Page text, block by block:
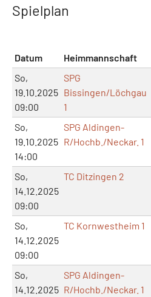
Spielplan
Datum Heimmannschaft
So,
19.10.2025
09:00
SPG
Bissingen/Löchgau
1
So,
19.10.2025
14:00
SPG Aldingen-
R/Hochb./Neckar. 1
So,
14.12.2025
09:00
TC Ditzingen 2
So,
14.12.2025
09:00
TC Kornwestheim 1
So,
14.12.2025
SPG Aldingen-
R/Hochb./Neckar. 1